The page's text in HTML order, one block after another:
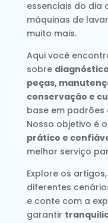
essenciais do dia
máquinas de
muito mais.
Aqui você
sobre
peças,
conservação e
base em padrões
Nosso objetivo é
prático e
melhor serviço
Explore os
diferentes
e conte com a
garantir